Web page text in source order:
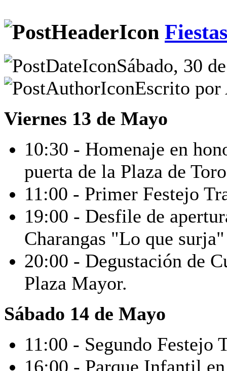
Sábado, 30
Escrito
Viernes 13 de Mayo
10:30 - Homenaje en
puerta de la Plaza de
11:00 - Primer Festejo
19:00 - Desfile de
Charangas "Lo que
20:00 - Degustación de
Plaza Mayor.
Sábado 14 de Mayo
11:00 - Segundo
16:00 - Parque Infantil